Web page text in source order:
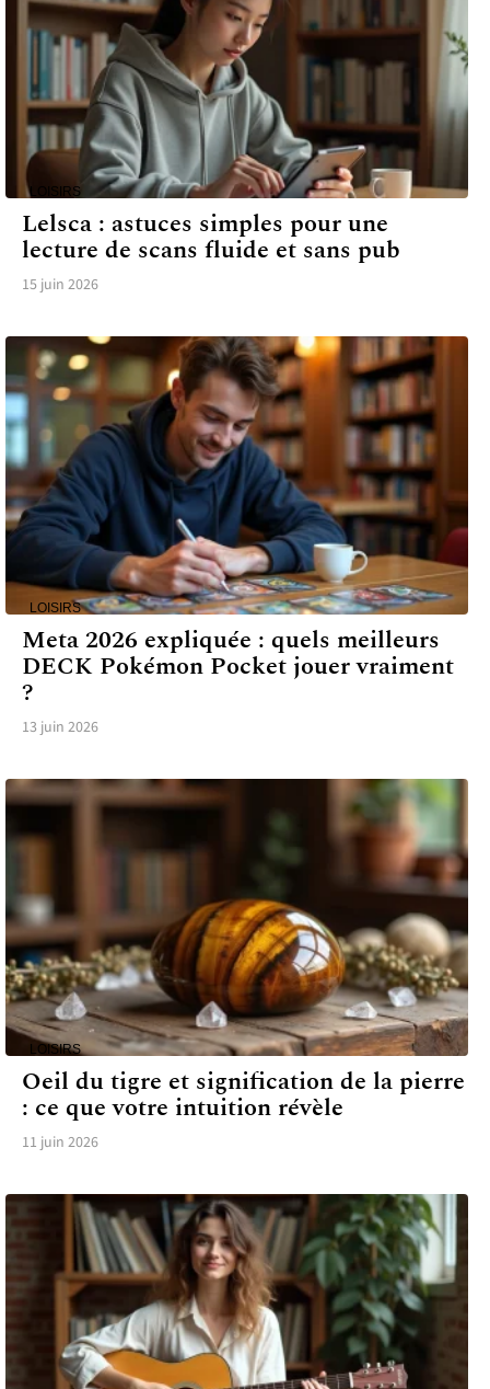
LOISIRS
Lelsca : astuces simples pour une
lecture de scans fluide et sans pub
15 juin 2026
LOISIRS
Meta 2026 expliquée : quels meilleurs
DECK Pokémon Pocket jouer vraiment
?
13 juin 2026
LOISIRS
Oeil du tigre et signification de la pierre
: ce que votre intuition révèle
11 juin 2026